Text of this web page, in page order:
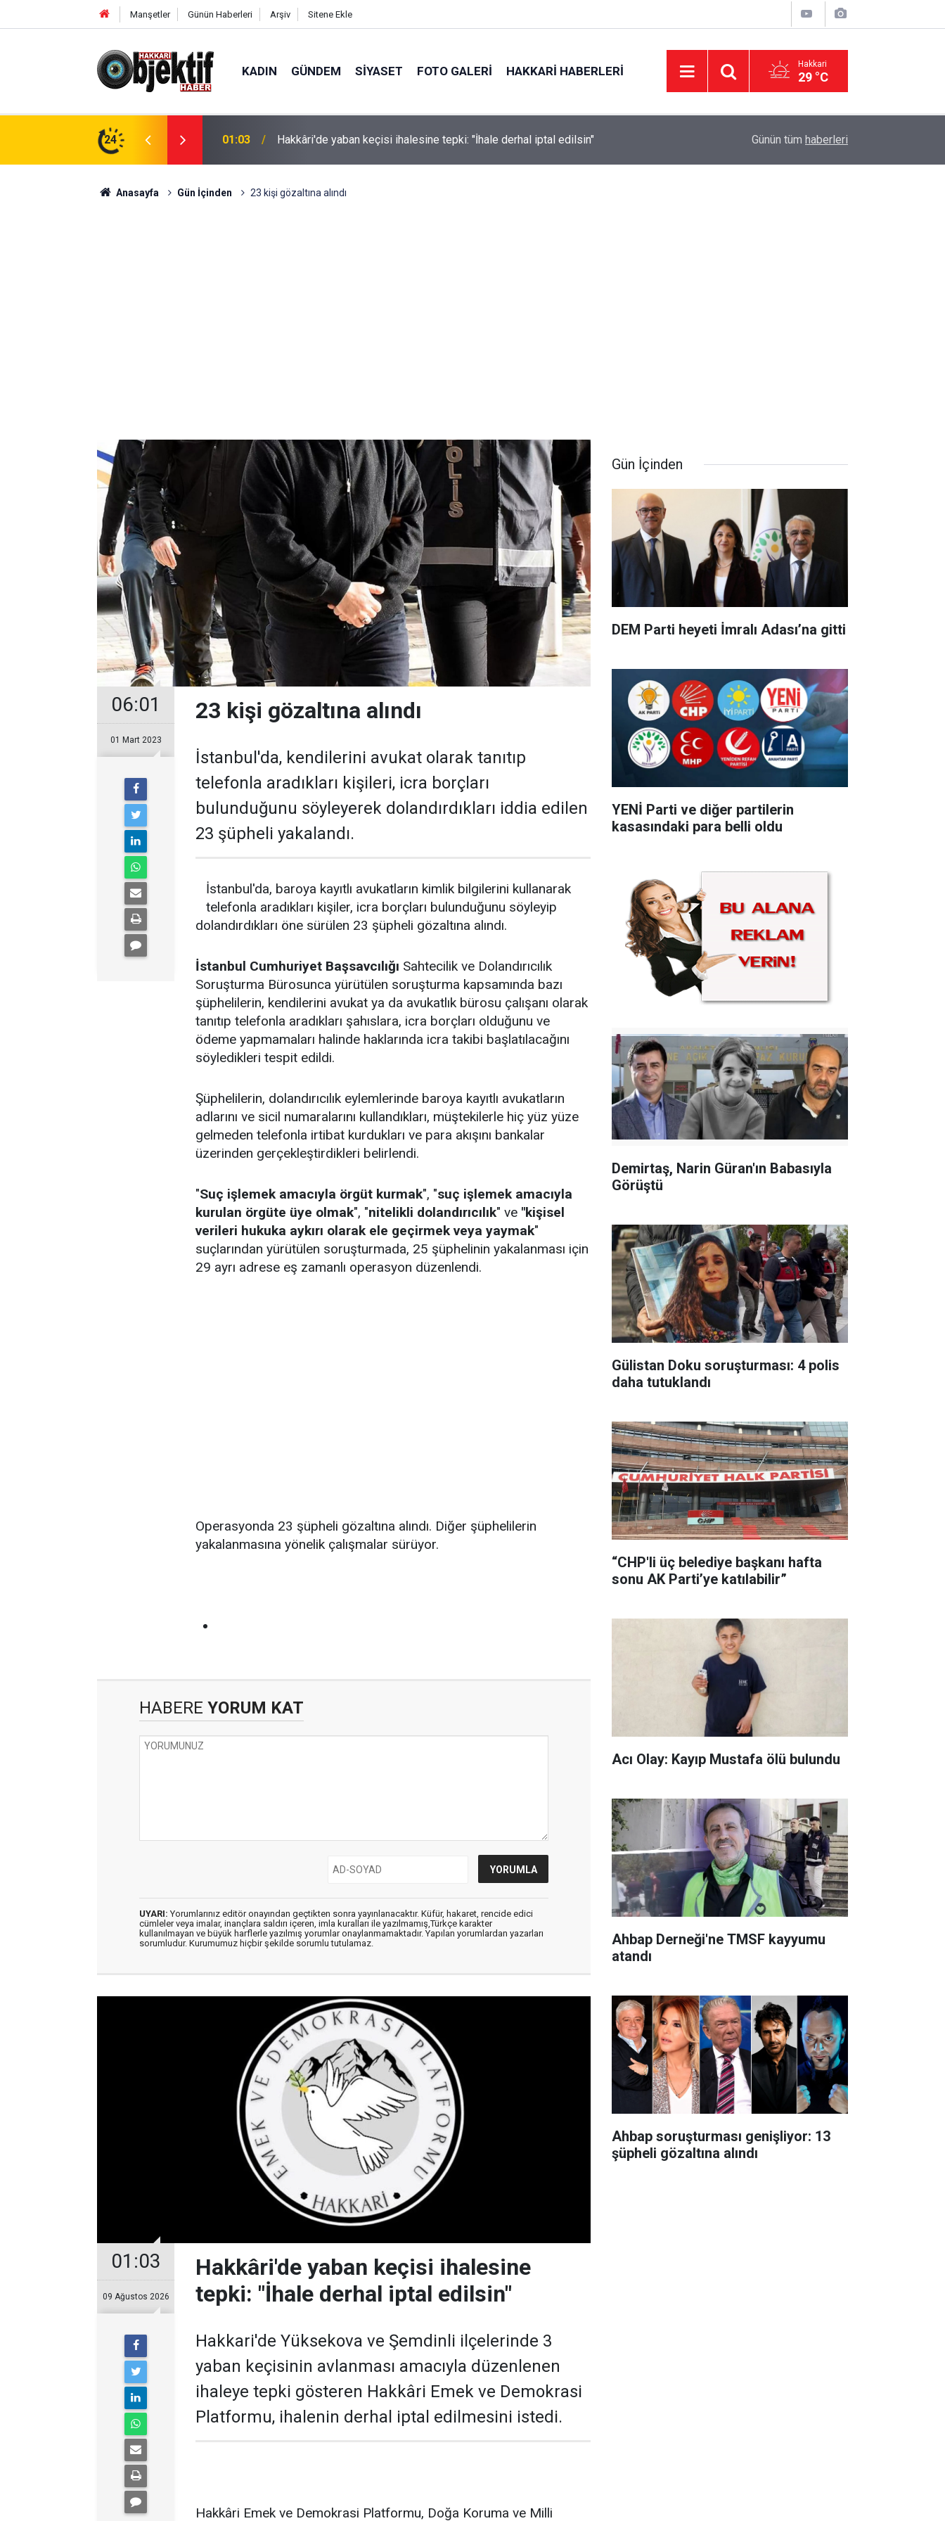
Manşetler Günün Haberleri Arşiv Sitene Ekle
KADIN GÜNDEM SIYASET FOTO GALERI HAKKARI HABERLERI Hakkari
29 °C
24
"İhale derhal iptal edilsin" 00:58 14 yaşındaki Damlanur'un ölümünde Hakkâri'de de operasyon: 7 gözaltı Hakkari'de Yaylada süt sağımı sonrası halay
Günün tüm haberleri
Anasayfa Gün İçinden 23 kişi gözaltına alındı
06:01
01 Mart 2023
23 kişi gözaltına alındı
İstanbul'da, kendilerini avukat olarak tanıtıp
telefonla aradıkları kişileri, icra borçları
bulunduğunu söyleyerek dolandırdıkları iddia edilen
23 şüpheli yakalandı.
İstanbul'da, baroya kayıtlı avukatların kimlik bilgilerini kullanarak
telefonla aradıkları kişiler, icra borçları bulunduğunu söyleyip
dolandırdıkları öne sürülen 23 şüpheli gözaltına alındı.
İstanbul Cumhuriyet Başsavcılığı Sahtecilik ve Dolandırıcılık
Soruşturma Bürosunca yürütülen soruşturma kapsamında bazı
şüphelilerin, kendilerini avukat ya da avukatlık bürosu çalışanı olarak
tanıtıp telefonla aradıkları şahıslara, icra borçları olduğunu ve
ödeme yapmamaları halinde haklarında icra takibi başlatılacağını
söyledikleri tespit edildi.
Şüphelilerin, dolandırıcılık eylemlerinde baroya kayıtlı avukatların
adlarını ve sicil numaralarını kullandıkları, müştekilerle hiç yüz yüze
gelmeden telefonla irtibat kurdukları ve para akışını bankalar
üzerinden gerçekleştirdikleri belirlendi.
"Suç işlemek amacıyla örgüt kurmak", "suç işlemek amacıyla
kurulan örgüte üye olmak", "nitelikli dolandırıcılık" ve "kişisel
verileri hukuka aykırı olarak ele geçirmek veya yaymak"
suçlarından yürütülen soruşturmada, 25 şüphelinin yakalanması için
29 ayrı adrese eş zamanlı operasyon düzenlendi.
Operasyonda 23 şüpheli gözaltına alındı. Diğer şüphelilerin
yakalanmasına yönelik çalışmalar sürüyor.
HABERE YORUM KAT
UYARI: Yorumlarınız editör onayından geçtikten sonra yayınlanacaktır. Küfür, hakaret, rencide edici
cümleler veya imalar, inançlara saldırı içeren, imla kuralları ile yazılmamış,Türkçe karakter
kullanılmayan ve büyük harflerle yazılmış yorumlar onaylanmamaktadır. Yapılan yorumlardan yazarları
sorumludur. Kurumumuz hiçbir şekilde sorumlu tutulamaz.
01:03
09 Ağustos 2026
Hakkâri'de yaban keçisi ihalesine
tepki: "İhale derhal iptal edilsin"
Hakkari'de Yüksekova ve Şemdinli ilçelerinde 3
yaban keçisinin avlanması amacıyla düzenlenen
ihaleye tepki gösteren Hakkâri Emek ve Demokrasi
Platformu, ihalenin derhal iptal edilmesini istedi.
Hakkâri Emek ve Demokrasi Platformu, Doğa Koruma ve Milli
Gün İçinden
DEM Parti heyeti İmralı Adası’na gitti
YENİ Parti ve diğer partilerin
kasasındaki para belli oldu
Demirtaş, Narin Güran'ın Babasıyla
Görüştü
Gülistan Doku soruşturması: 4 polis
daha tutuklandı
“CHP'li üç belediye başkanı hafta
sonu AK Parti’ye katılabilir”
Acı Olay: Kayıp Mustafa ölü bulundu
Ahbap Derneği'ne TMSF kayyumu
atandı
Ahbap soruşturması genişliyor: 13
şüpheli gözaltına alındı